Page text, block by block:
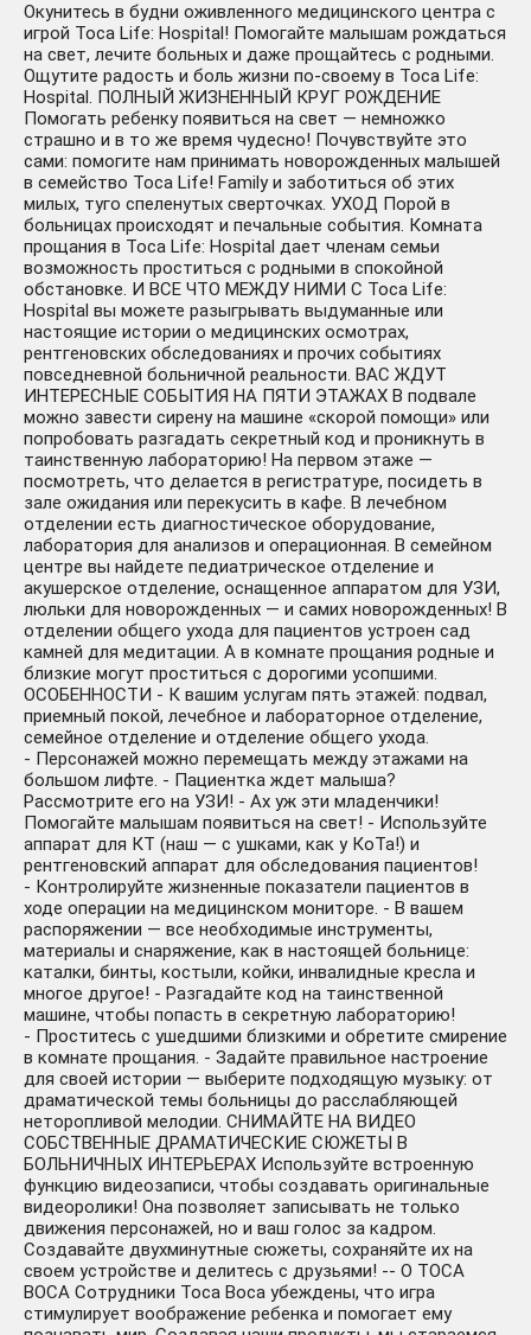
Окунитесь в будни оживленного медицинского центра с
игрой Toca Life: Hospital! Помогайте малышам рождаться
на свет, лечите больных и даже прощайтесь с родными.
Ощутите радость и боль жизни по-своему в Toca Life:
Hospital. ПОЛНЫЙ ЖИЗНЕННЫЙ КРУГ РОЖДЕНИЕ
Помогать ребенку появиться на свет — немножко
страшно и в то же время чудесно! Почувствуйте это
сами: помогите нам принимать новорожденных малышей
в семейство Toca Life! Family и заботиться об этих
милых, туго спеленутых сверточках. УХОД Порой в
больницах происходят и печальные события. Комната
прощания в Toca Life: Hospital дает членам семьи
возможность проститься с родными в спокойной
обстановке. И ВСЕ ЧТО МЕЖДУ НИМИ С Toca Life:
Hospital вы можете разыгрывать выдуманные или
настоящие истории о медицинских осмотрах,
рентгеновских обследованиях и прочих событиях
повседневной больничной реальности. ВАС ЖДУТ
ИНТЕРЕСНЫЕ СОБЫТИЯ НА ПЯТИ ЭТАЖАХ В подвале
можно завести сирену на машине «скорой помощи» или
попробовать разгадать секретный код и проникнуть в
таинственную лабораторию! На первом этаже —
посмотреть, что делается в регистратуре, посидеть в
зале ожидания или перекусить в кафе. В лечебном
отделении есть диагностическое оборудование,
лаборатория для анализов и операционная. В семейном
центре вы найдете педиатрическое отделение и
акушерское отделение, оснащенное аппаратом для УЗИ,
люльки для новорожденных — и самих новорожденных! В
отделении общего ухода для пациентов устроен сад
камней для медитации. А в комнате прощания родные и
близкие могут проститься с дорогими усопшими.
ОСОБЕННОСТИ - К вашим услугам пять этажей: подвал,
приемный покой, лечебное и лабораторное отделение,
семейное отделение и отделение общего ухода.
- Персонажей можно перемещать между этажами на
большом лифте. - Пациентка ждет малыша?
Рассмотрите его на УЗИ! - Ах уж эти младенчики!
Помогайте малышам появиться на свет! - Используйте
аппарат для КТ (наш — с ушками, как у КоТа!) и
рентгеновский аппарат для обследования пациентов!
- Контролируйте жизненные показатели пациентов в
ходе операции на медицинском мониторе. - В вашем
распоряжении — все необходимые инструменты,
материалы и снаряжение, как в настоящей больнице:
каталки, бинты, костыли, койки, инвалидные кресла и
многое другое! - Разгадайте код на таинственной
машине, чтобы попасть в секретную лабораторию!
- Проститесь с ушедшими близкими и обретите смирение
в комнате прощания. - Задайте правильное настроение
для своей истории — выберите подходящую музыку: от
драматической темы больницы до расслабляющей
неторопливой мелодии. СНИМАЙТЕ НА ВИДЕО
СОБСТВЕННЫЕ ДРАМАТИЧЕСКИЕ СЮЖЕТЫ В
БОЛЬНИЧНЫХ ИНТЕРЬЕРАХ Используйте встроенную
функцию видеозаписи, чтобы создавать оригинальные
видеоролики! Она позволяет записывать не только
движения персонажей, но и ваш голос за кадром.
Создавайте двухминутные сюжеты, сохраняйте их на
своем устройстве и делитесь с друзьями! -- О TOCA
BOCA Сотрудники Toca Boca убеждены, что игра
стимулирует воображение ребенка и помогает ему